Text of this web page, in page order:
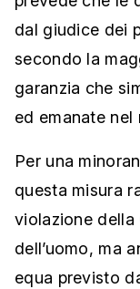
dal giudice dei
secondo la
garanzia che
ed emanate
Per una
questa misura
violazione della
dell’uomo, ma
equa previsto